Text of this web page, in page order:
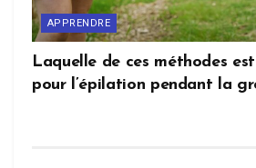
APPRENDRE
Laquelle de ces méthodes
pour l’épilation pendant la